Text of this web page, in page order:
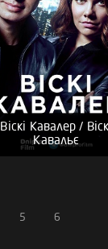
Віскі Кавалер / Віскі
Кавальє
5 6